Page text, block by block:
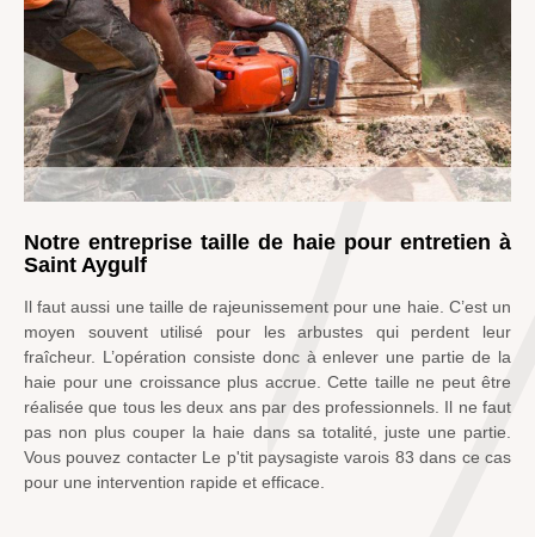
Notre entreprise taille de haie pour entretien à
Saint Aygulf
Il faut aussi une taille de rajeunissement pour une haie. C’est un
moyen souvent utilisé pour les arbustes qui perdent leur
fraîcheur. L’opération consiste donc à enlever une partie de la
haie pour une croissance plus accrue. Cette taille ne peut être
réalisée que tous les deux ans par des professionnels. Il ne faut
pas non plus couper la haie dans sa totalité, juste une partie.
Vous pouvez contacter Le p'tit paysagiste varois 83 dans ce cas
pour une intervention rapide et efficace.